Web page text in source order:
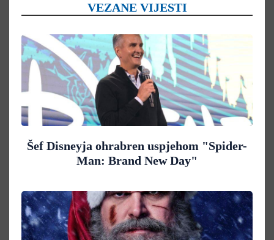
VEZANE VIJESTI
Šef Disneyja ohrabren uspjehom "Spider-
Man: Brand New Day"